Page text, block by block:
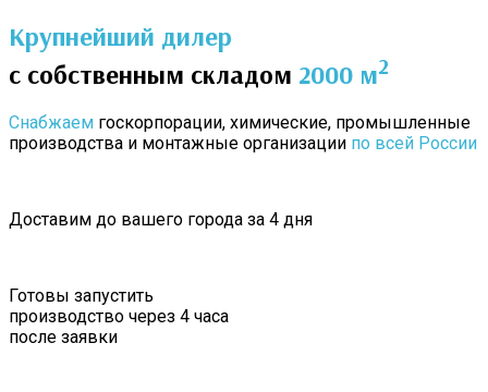
Крупнейший дилер
с собственным складом 2000 м2
Снабжаем госкорпорации, химические, промышленные
производства и монтажные организации по всей России
Доставим до вашего города за 4 дня
Готовы запустить
производство через 4 часа
после заявки